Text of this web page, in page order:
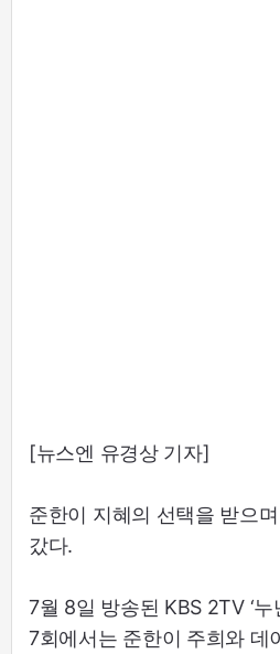
[뉴스엔 유경상 기자]
준한이 지혜의 선택을 받으
갔다.
7월 8일 방송된 KBS 2TV ‘누
7회에서는 준한이 주희와 데